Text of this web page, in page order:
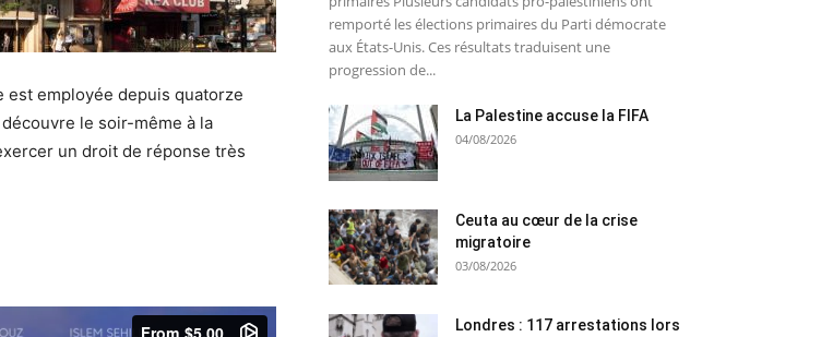
est employée depuis quatorze
le soir-même à la
un droit de réponse très
remporté les élections primaires du Parti démocrate
aux États-Unis. Ces résultats traduisent une
progression de...
La Palestine accuse la FIFA
04/08/2026
Ceuta au cœur de la crise
migratoire
03/08/2026
Londres : 117 arrestations lors